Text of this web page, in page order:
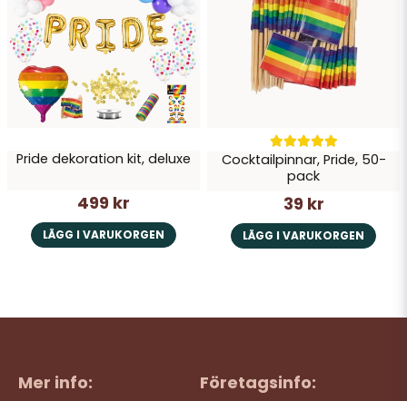
Pride dekoration kit, deluxe
499 kr
LÄGG I VARUKORGEN
Cocktailpinnar, Pride, 50-
pack
39 kr
LÄGG I VARUKORGEN
Mer info: Företagsinfo: